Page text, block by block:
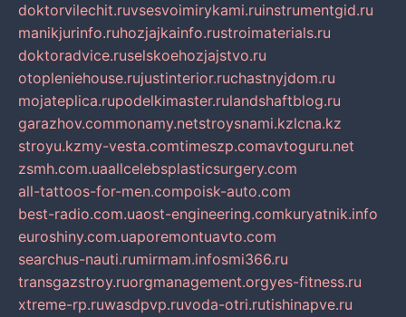
doktorvilechit.ruvsesvoimirykami.ruinstrumentgid.ru
manikjurinfo.ruhozjajkainfo.rustroimaterials.ru
doktoradvice.ruselskoehozjajstvo.ru
otopleniehouse.rujustinterior.ruchastnyjdom.ru
mojateplica.rupodelkimaster.rulandshaftblog.ru
garazhov.commonamy.netstroysnami.kzlcna.kz
stroyu.kzmy-vesta.comtimeszp.comavtoguru.net
zsmh.com.uaallcelebsplasticsurgery.com
all-tattoos-for-men.compoisk-auto.com
best-radio.com.uaost-engineering.comkuryatnik.info
euroshiny.com.uaporemontuavto.com
searchus-nauti.rumirmam.infosmi366.ru
transgazstroy.ruorgmanagement.orgyes-fitness.ru
xtreme-rp.ruwasdpvp.ruvoda-otri.rutishinapve.ru